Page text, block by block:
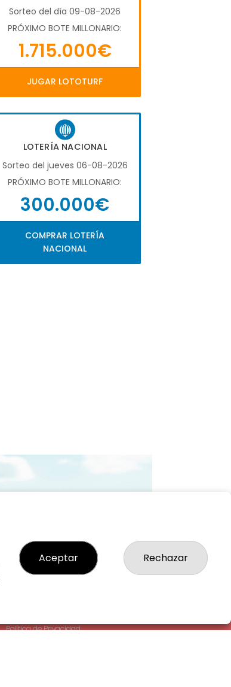
Sorteo del día 09-08-2026
PRÓXIMO BOTE MILLONARIO:
1.715.000€
JUGAR LOTOTURF
LOTERÍA NACIONAL
Sorteo del jueves 06-08-2026
PRÓXIMO BOTE MILLONARIO:
300.000€
COMPRAR LOTERÍA
NACIONAL
Política de Privacidad
Aceptar Rechazar